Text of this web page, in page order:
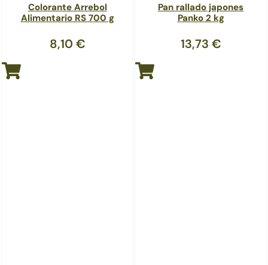
Colorante Arrebol
Alimentario RS 700 g
8,10 €
Pan rallado japones
Panko 2 kg
13,73 €